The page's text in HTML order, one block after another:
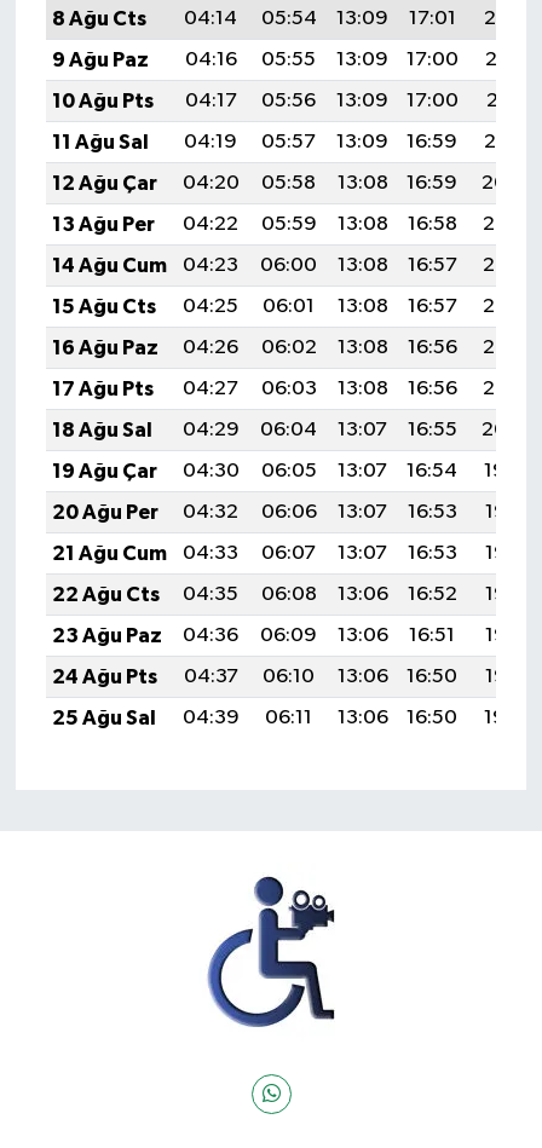
8 Ağu Cts
04:14 05:54 13:09 17:01
20:14
9 Ağu Paz
04:16 05:55 13:09 17:00
20:13
10 Ağu Pts
04:17 05:56 13:09 17:00
20:11
11 Ağu Sal
04:19 05:57 13:09 16:59
20:10
12 Ağu Çar
04:20 05:58 13:08 16:59
20:09
13 Ağu Per
04:22 05:59 13:08 16:58
20:07
14 Ağu Cum
04:23 06:00 13:08 16:57
20:06
15 Ağu Cts
04:25 06:01 13:08 16:57
20:05
16 Ağu Paz
04:26 06:02 13:08 16:56
20:03
17 Ağu Pts
04:27 06:03 13:08 16:56
20:02
18 Ağu Sal
04:29 06:04 13:07 16:55
20:00
19 Ağu Çar
04:30 06:05 13:07 16:54
19:59
20 Ağu Per
04:32 06:06 13:07 16:53
19:58
21 Ağu Cum
04:33 06:07 13:07 16:53
19:56
22 Ağu Cts
04:35 06:08 13:06 16:52
19:55
23 Ağu Paz
04:36 06:09 13:06 16:51
19:53
24 Ağu Pts
04:37 06:10 13:06 16:50
19:52
25 Ağu Sal
04:39 06:11 13:06 16:50 19:50